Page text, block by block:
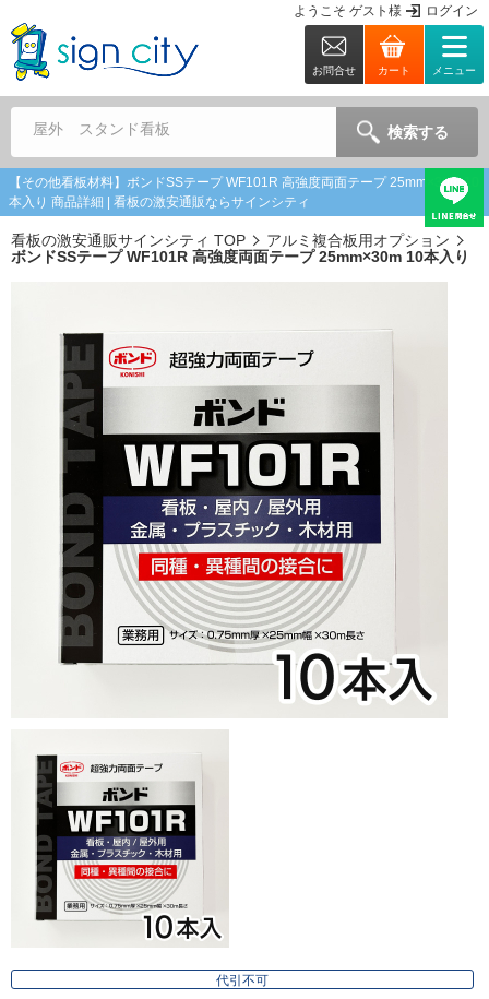
ようこそ ゲスト 様 ログイン
お問合せ カート メニュー
屋外 スタンド看板 検索する
【その他看板材料】ボンドSSテープ WF101R 高強度両面テープ 25mm×30m 10
本入り 商品詳細 | 看板の激安通販ならサインシティ
看板の激安通販サインシティ TOP
アルミ複合板用オプション
ボンドSSテープ WF101R 高強度両面テープ 25mm×30m 10本入り
代引不可